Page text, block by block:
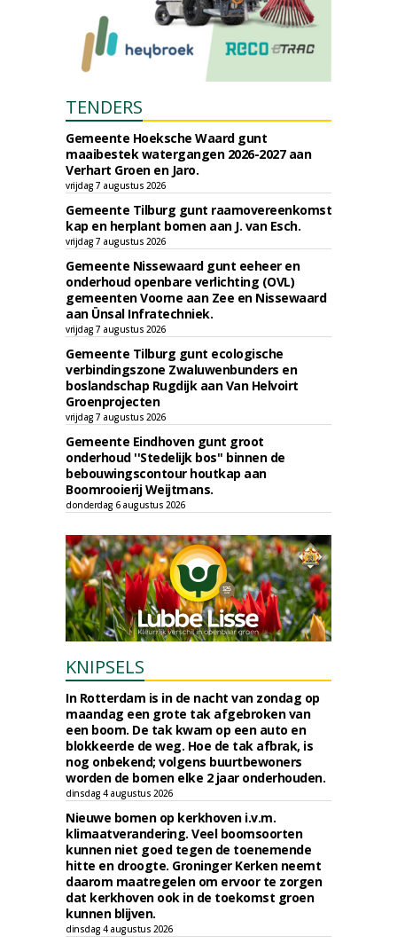
TENDERS
Gemeente Hoeksche Waard gunt
maaibestek watergangen 2026-2027 aan
Verhart Groen en Jaro.
vrijdag 7 augustus 2026
Gemeente Tilburg gunt raamovereenkomst
kap en herplant bomen aan J. van Esch.
vrijdag 7 augustus 2026
Gemeente Nissewaard gunt eeheer en
onderhoud openbare verlichting (OVL)
gemeenten Voorne aan Zee en Nissewaard
aan Ünsal Infratechniek.
vrijdag 7 augustus 2026
Gemeente Tilburg gunt ecologische
verbindingszone Zwaluwenbunders en
boslandschap Rugdijk aan Van Helvoirt
Groenprojecten
vrijdag 7 augustus 2026
Gemeente Eindhoven gunt groot
onderhoud ''Stedelijk bos'' binnen de
bebouwingscontour houtkap aan
Boomrooierij Weijtmans.
donderdag 6 augustus 2026
KNIPSELS
In Rotterdam is in de nacht van zondag op
maandag een grote tak afgebroken van
een boom. De tak kwam op een auto en
blokkeerde de weg. Hoe de tak afbrak, is
nog onbekend; volgens buurtbewoners
worden de bomen elke 2 jaar onderhouden.
dinsdag 4 augustus 2026
Nieuwe bomen op kerkhoven i.v.m.
klimaatverandering. Veel boomsoorten
kunnen niet goed tegen de toenemende
hitte en droogte. Groninger Kerken neemt
daarom maatregelen om ervoor te zorgen
dat kerkhoven ook in de toekomst groen
kunnen blijven.
dinsdag 4 augustus 2026